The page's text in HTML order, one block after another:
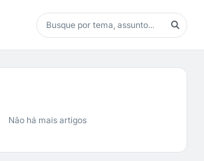
Não há mais artigos